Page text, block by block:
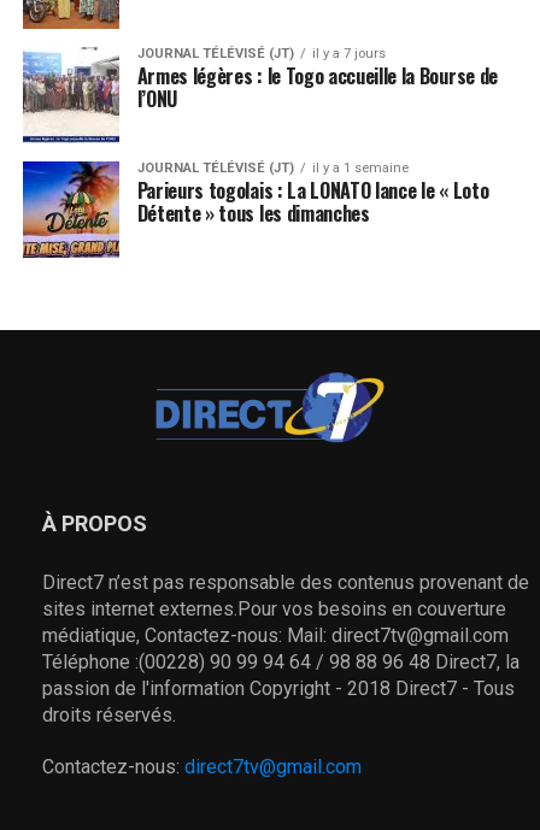
JOURNAL TÉLÉVISÉ (JT) il y a 7 jours
Armes légères : le Togo accueille la Bourse de
l’ONU
JOURNAL TÉLÉVISÉ (JT) il y a 1 semaine
Parieurs togolais : La LONATO lance le « Loto
Détente » tous les dimanches
À PROPOS
Direct7 n’est pas responsable des contenus provenant de
sites internet externes.Pour vos besoins en couverture
médiatique, Contactez-nous: Mail: direct7tv@gmail.com
Téléphone :(00228) 90 99 94 64 / 98 88 96 48 Direct7, la
passion de l'information Copyright - 2018 Direct7 - Tous
droits réservés.
Contactez-nous: direct7tv@gmail.com